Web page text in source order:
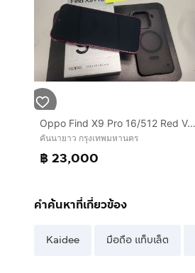
Oppo Find X9 Pro 16/512 Red Velvet
คันนายาว กรุงเทพมหานคร
฿ 23,000
คำค้นหาที่เกี่ยวข้อง
Kaidee มือถือ แท็บเล็ต